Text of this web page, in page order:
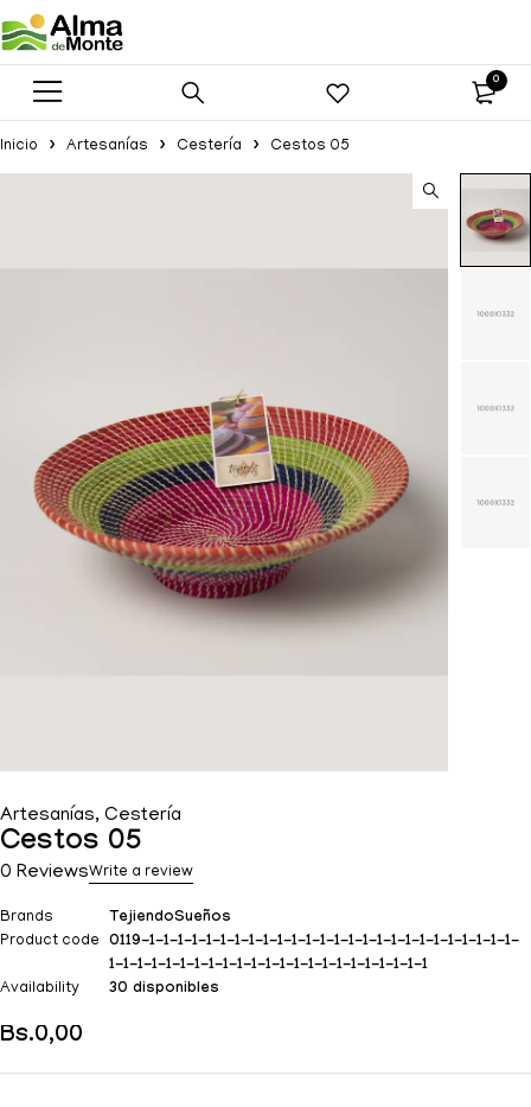
0
Inicio Artesanías Cestería Cestos 05
Artesanías, Cestería
Cestos 05
0 ReviewsWrite a review
Brands TejiendoSueños
Product code 0119-1-1-1-1-1-1-1-1-1-1-1-1-1-1-1-1-1-1-1-1-1-1-1-1-1-1-
1-1-1-1-1-1-1-1-1-1-1-1-1-1-1-1-1-1-1-1-1-1-1
Availability 30 disponibles
Bs.0,00